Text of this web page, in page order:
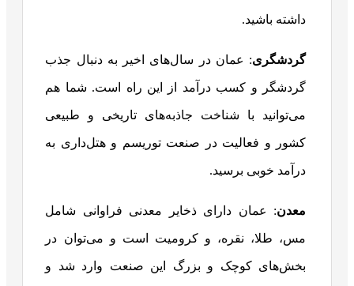
داشته باشید.
گردشگری: عمان در سال‌های اخیر به دنبال جذب
گردشگر و کسب درآمد از این راه است. شما هم
می‌توانید با شناخت جاذبه‌های تاریخی و طبیعی
کشور و فعالیت در صنعت توریسم و هتل‌داری به
درآمد خوبی برسید.
معدن: عمان دارای ذخایر معدنی فراوانی شامل
مس، طلا، نقره، و کرومیت است و می‌توان در
بخش‌های کوچک و بزرگ این صنعت وارد شد و